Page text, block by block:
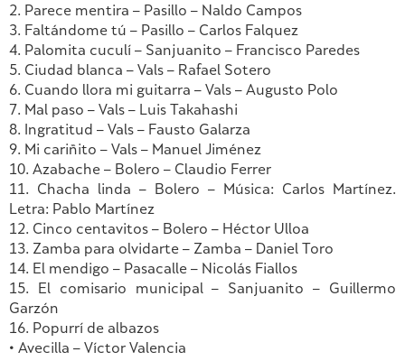
2. Parece mentira – Pasillo – Naldo Campos
3. Faltándome tú – Pasillo – Carlos Falquez
4. Palomita cuculí – Sanjuanito – Francisco Paredes
5. Ciudad blanca – Vals – Rafael Sotero
6. Cuando llora mi guitarra – Vals – Augusto Polo
7. Mal paso – Vals – Luis Takahashi
8. Ingratitud – Vals – Fausto Galarza
9. Mi cariñito – Vals – Manuel Jiménez
10. Azabache – Bolero – Claudio Ferrer
11. Chacha linda – Bolero – Música: Carlos Martínez.
Letra: Pablo Martínez
12. Cinco centavitos – Bolero – Héctor Ulloa
13. Zamba para olvidarte – Zamba – Daniel Toro
14. El mendigo – Pasacalle – Nicolás Fiallos
15. El comisario municipal – Sanjuanito – Guillermo
Garzón
16. Popurrí de albazos
• Avecilla – Víctor Valencia